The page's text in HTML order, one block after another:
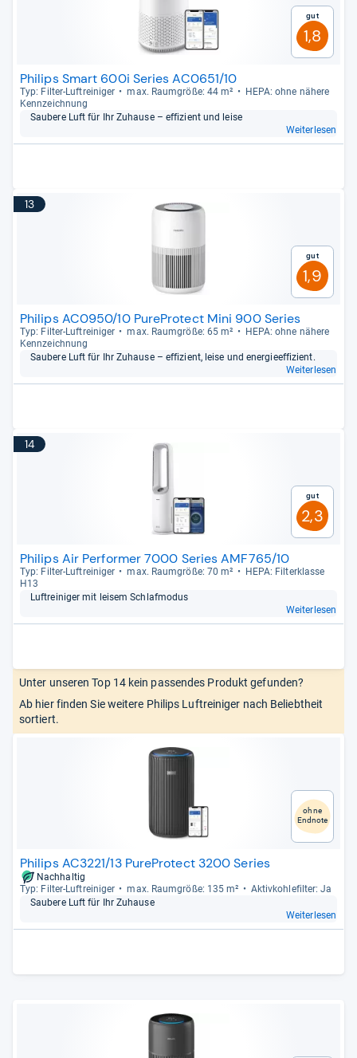
Gut
1,8
Philips Smart 600i Series AC0651/10
Typ: Fil­ter-​Luftrei­ni­ger max. Raum­größe: 44 m²
HEPA: ohne nähere
Kenn­zeich­nung
Sau­bere Luft für Ihr Zuhause – effi­zi­ent und leise
Weiterlesen
13
Gut
1,9
Philips AC0950/10 PureProtect Mini 900 Series
Typ: Fil­ter-​Luftrei­ni­ger max. Raum­größe: 65 m²
HEPA: ohne nähere
Kenn­zeich­nung
Sau­bere Luft für Ihr Zuhause – effi­zi­ent, leise und ener­gie­ef­fi­zi­ent.
Weiterlesen
14
Gut
2,3
Philips Air Performer 7000 Series AMF765/10
Typ: Fil­ter-​Luftrei­ni­ger max. Raum­größe: 70 m²
HEPA: Fil­ter­klasse
H13
Luftrei­ni­ger mit lei­sem Schlaf­mo­dus
Weiterlesen
Unter unseren Top 14 kein passendes Produkt gefunden?
Ab hier finden Sie weitere Philips Luftreiniger nach Beliebtheit
sortiert.
ohne
Endnote
Philips AC3221/13 PureProtect 3200 Series
Nachhaltig
Typ: Fil­ter-​Luftrei­ni­ger
max. Raum­größe: 135 m²
Aktiv­koh­le­fil­ter: Ja
Sau­bere Luft für Ihr Zuhause
Weiterlesen